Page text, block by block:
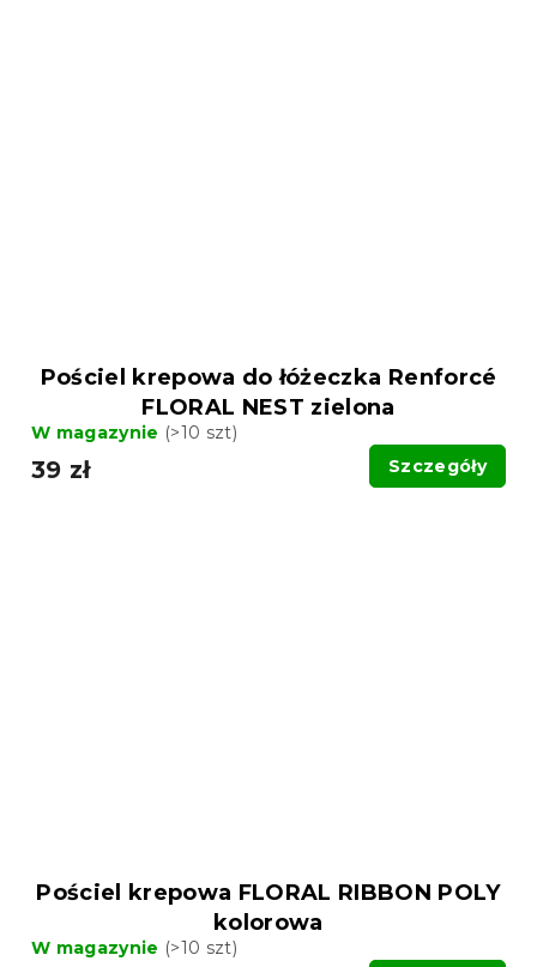
Pościel krepowa do łóżeczka Renforcé
FLORAL NEST zielona
W magazynie (>10 szt)
39 zł Szczegóły
Pościel krepowa FLORAL RIBBON POLY
kolorowa
W magazynie (>10 szt)